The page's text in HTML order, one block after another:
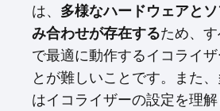
は、 多様なハードウェアと
み合わせが存在するため、
で最適に動作するイコライ
とが難しいことです。また
はイコライザーの設定を理